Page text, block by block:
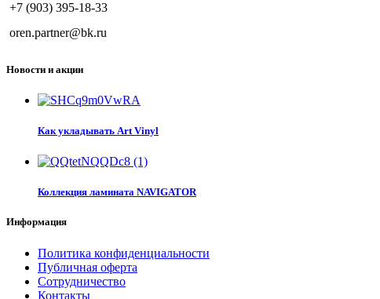
+7 (903) 395-18-33
oren.partner@bk.ru
Новости и акции
Как укладывать Art Vinyl
Коллекция ламината NAVIGATOR
Информация
Политика конфиденциальности
Публичная оферта
Сотрудничество
Контакты